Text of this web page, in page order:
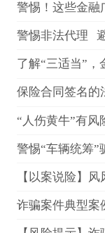
警惕！这些金融
警惕非法代理
了解“三适当”，
保险合同签名的
“人伤黄牛”有风
警惕“车辆统筹”
【以案说险】
诈骗案件典型案